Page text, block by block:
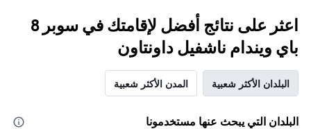
اعثر على نتائج أفضل لإقامتك في سوبر 8
باي ويندام ناشفيل داونتاون
البلدان الأكثر شعبية المدن الأكثر شعبية
البلدان التي يبحث عنها مستخدمونا